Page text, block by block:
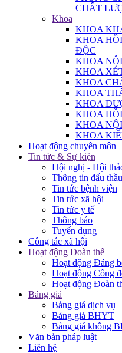
CHẤT
Khoa
KHOA
KHOA
ĐỘC
KHOA
KHOA
KHOA
KHOA
KHOA
KHOA
KHOA
KHOA
Hoạt động chuyên môn
Tin tức & Sự kiện
Hội nghị - Hội
Thông tin đấu thầu
Tin tức bệnh viện
Tin tức xã hội
Tin tức y tế
Thông báo
Tuyển dụng
Công tác xã hội
Hoạt động Đoàn thể
Hoạt động Đảng
Hoạt động Công
Hoạt động Đoàn
Bảng giá
Bảng giá dịch vụ
Bảng giá BHYT
Bảng giá không
Văn bản pháp luật
Liên hệ